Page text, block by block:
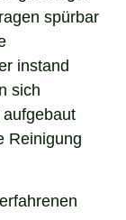
spürbar
instand
sich
Reinigung